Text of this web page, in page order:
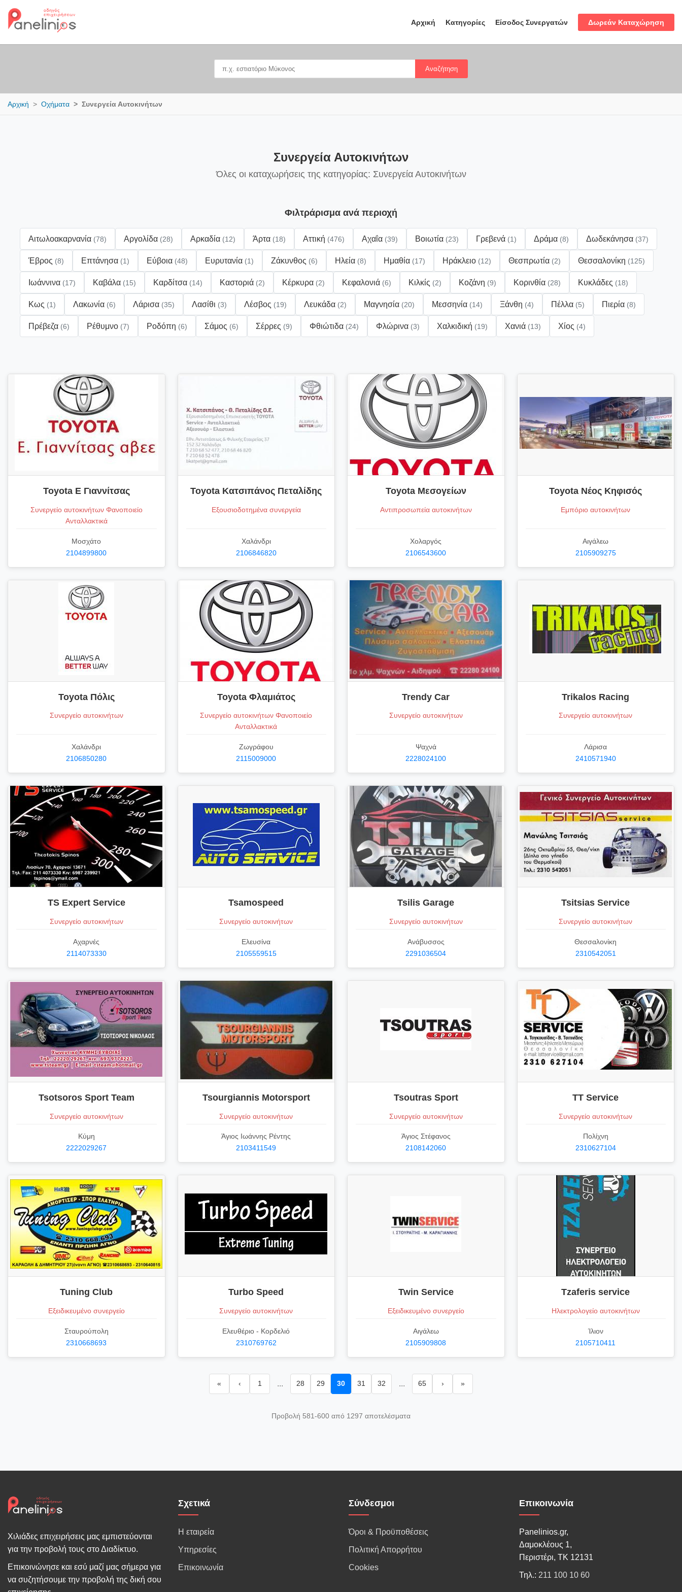
Αρχική Κατηγορίες Είσοδος Συνεργατών Δωρεάν Καταχώρηση
Αναζήτηση
Αρχική Οχήματα Συνεργεία Αυτοκινήτων
Συνεργεία Αυτοκινήτων
Όλες οι καταχωρήσεις της κατηγορίας: Συνεργεία Αυτοκινήτων
Φιλτράρισμα ανά περιοχή
Αιτωλοακαρνανία (78) Αργολίδα (28) Αρκαδία (12) Άρτα (18) Αττική (476) Αχαΐα (39) Βοιωτία (23) Γρεβενά (1) Δράμα (8) Δωδεκάνησα (37)
Έβρος (8) Επτάνησα (1) Εύβοια (48) Ευρυτανία (1) Ζάκυνθος (6) Ηλεία (8) Ημαθία (17) Ηράκλειο (12) Θεσπρωτία (2) Θεσσαλονίκη (125)
Ιωάννινα (17) Καβάλα (15) Καρδίτσα (14) Καστοριά (2) Κέρκυρα (2) Κεφαλονιά (6) Κιλκίς (2) Κοζάνη (9) Κορινθία (28) Κυκλάδες (18)
Κως (1) Λακωνία (6) Λάρισα (35) Λασίθι (3) Λέσβος (19) Λευκάδα (2) Μαγνησία (20) Μεσσηνία (14) Ξάνθη (4) Πέλλα (5) Πιερία (8)
Πρέβεζα (6) Ρέθυμνο (7) Ροδόπη (6) Σάμος (6) Σέρρες (9) Φθιώτιδα (24) Φλώρινα (3) Χαλκιδική (19) Χανιά (13) Χίος (4)
Toyota Ε Γιαννίτσας
Συνεργείο αυτοκινήτων Φανοποιείο
Ανταλλακτικά
Μοσχάτο
2104899800
Toyota Κατσιπάνος Πεταλίδης
Εξουσιοδοτημένα συνεργεία
Χαλάνδρι
2106846820
Toyota Μεσογείων
Αντιπροσωπεία αυτοκινήτων
Χολαργός
2106543600
Toyota Νέος Κηφισός
Εμπόριο αυτοκινήτων
Αιγάλεω
2105909275
Toyota Πόλις
Συνεργείο αυτοκινήτων
Χαλάνδρι
2106850280
Toyota Φλαμιάτος
Συνεργείο αυτοκινήτων Φανοποιείο
Ανταλλακτικά
Ζωγράφου
2115009000
Trendy Car
Συνεργείο αυτοκινήτων
Ψαχνά
2228024100
Trikalos Racing
Συνεργείο αυτοκινήτων
Λάρισα
2410571940
TS Expert Service
Συνεργείο αυτοκινήτων
Αχαρνές
2114073330
Tsamospeed
Συνεργείο αυτοκινήτων
Ελευσίνα
2105559515
Tsilis Garage
Συνεργείο αυτοκινήτων
Ανάβυσσος
2291036504
Tsitsias Service
Συνεργείο αυτοκινήτων
Θεσσαλονίκη
2310542051
Tsotsoros Sport Team
Συνεργείο αυτοκινήτων
Κύμη
2222029267
Tsourgiannis Motorsport
Συνεργείο αυτοκινήτων
Άγιος Ιωάννης Ρέντης
2103411549
Tsoutras Sport
Συνεργείο αυτοκινήτων
Άγιος Στέφανος
2108142060
TT Service
Συνεργείο αυτοκινήτων
Πολίχνη
2310627104
Tuning Club
Εξειδικευμένο συνεργείο
Σταυρούπολη
2310668693
Turbo Speed
Συνεργείο αυτοκινήτων
Ελευθέριο - Κορδελιό
2310769762
Twin Service
Εξειδικευμένο συνεργείο
Αιγάλεω
2105909808
Tzaferis service
Ηλεκτρολογείο αυτοκινήτων
Ίλιον
2105710411
« ‹ 1 ... 28 29 30 31 32 ... 65 › »
Προβολή 581-600 από 1297 αποτελέσματα
Χιλιάδες επιχειρήσεις μας εμπιστεύονται
για την προβολή τους στο Διαδίκτυο.
Επικοινώνησε και εσύ μαζί μας σήμερα για
να συζητήσουμε την προβολή της δική σου
Σχετικά
Η εταιρεία
Υπηρεσίες
Επικοινωνία
Σύνδεσμοι
Όροι & Προϋποθέσεις
Πολιτική Απορρήτου
Cookies
Επικοινωνία
Panelinios.gr,
Δαμοκλέους 1,
Περιστέρι, ΤΚ 12131
Τηλ.: 211 100 10 60